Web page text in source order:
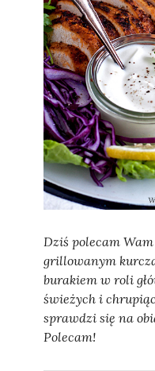
Sylwia
Dziś polecam
grillowanym
burakiem w roli
świeżych i
sprawdzi się na
Polecam!